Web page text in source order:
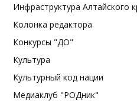
Инфраструктура Алтайского
Колонка редактора
Конкурсы "ДО"
Культура
Культурный код нации
Медиаклуб "РОДник"